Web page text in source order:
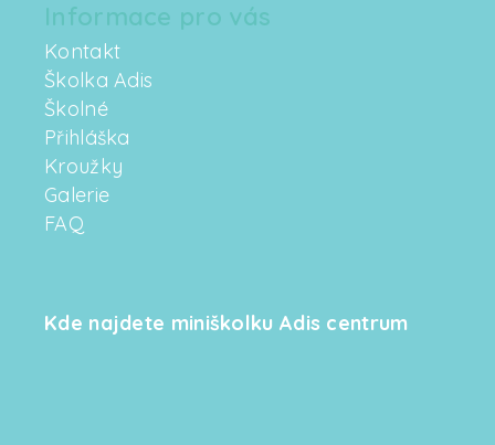
Informace pro vás
Kontakt
Školka Adis
Školné
Přihláška
Kroužky
Galerie
FAQ
Kde najdete miniškolku Adis centrum